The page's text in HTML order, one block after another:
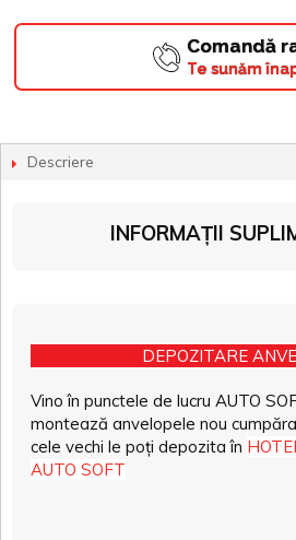
Comandă
Te sunăm
Descriere
INFORMAȚII
DEPOZITARE
Vino în punctele de lucru AUTO
montează anvelopele nou
cele vechi le poți depozita în
AUTO SOFT